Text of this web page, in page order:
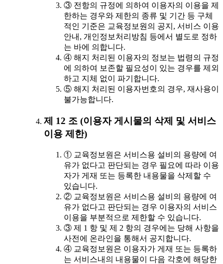
③ 전항의 규정에 의하여 이용자의 이용을 제
한하는 경우와 제한의 종류 및 기간 등 구체
적인 기준은 교육정보원의 공지, 서비스 이용
안내, 개인정보처리방침 등에서 별도로 정하
는 바에 의합니다.
④ 해지 처리된 이용자의 정보는 법령의 규정
에 의하여 보존할 필요성이 있는 경우를 제외
하고 지체 없이 파기합니다.
⑤ 해지 처리된 이용자번호의 경우, 재사용이
불가능합니다.
제 12 조 (이용자 게시물의 삭제 및 서비스
이용 제한)
① 교육정보원은 서비스용 설비의 용량에 여
유가 없다고 판단되는 경우 필요에 따라 이용
자가 게재 또는 등록한 내용물을 삭제할 수
있습니다.
② 교육정보원은 서비스용 설비의 용량에 여
유가 없다고 판단되는 경우 이용자의 서비스
이용을 부분적으로 제한할 수 있습니다.
③ 제 1 항 및 제 2 항의 경우에는 당해 사항을
사전에 온라인을 통해서 공지합니다.
④ 교육정보원은 이용자가 게재 또는 등록하
는 서비스내의 내용물이 다음 각호에 해당한